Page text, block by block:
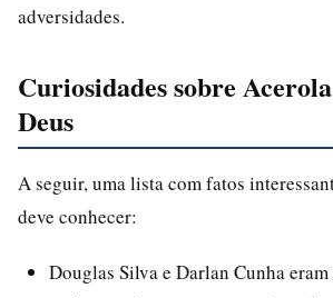
adversidades.
Curiosidades sobre
Deus
A seguir, uma lista com fatos
deve conhecer:
Douglas Silva e Darlan Cunha